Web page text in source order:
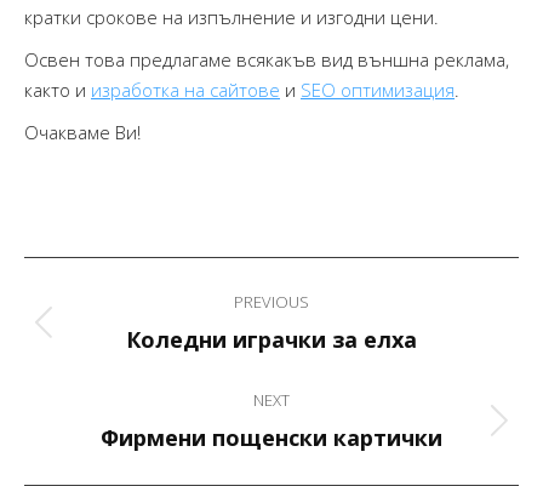
кратки срокове на изпълнение и изгодни цени.
Освен това предлагаме всякакъв вид външна реклама,
както и изработка на сайтове и SEO оптимизация
Очакваме Ви!
navigation
PREVIOUS
Previous
Коледни играчки за елха
NEXT
Next
Фирмени пощенски картички